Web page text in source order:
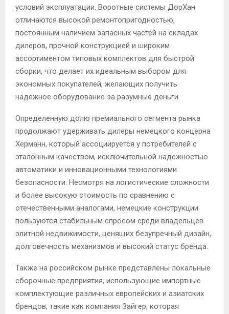
условий эксплуатации. Воротные системы ДорХан
отличаются высокой ремонтопригодностью,
постоянным наличием запасных частей на складах
дилеров, прочной конструкцией и широким
ассортиментом типовых комплектов для быстрой
сборки, что делает их идеальным выбором для
экономных покупателей, желающих получить
надежное оборудование за разумные деньги.
Определенную долю премиального сегмента рынка
продолжают удерживать дилеры немецкого концерна
Херманн, который ассоциируется у потребителей с
эталонным качеством, исключительной надежностью
автоматики и инновационными технологиями
безопасности. Несмотря на логистические сложности
и более высокую стоимость по сравнению с
отечественными аналогами, немецкие конструкции
пользуются стабильным спросом среди владельцев
элитной недвижимости, ценящих безупречный дизайн,
долговечность механизмов и высокий статус бренда.
Также на российском рынке представлены локальные
сборочные предприятия, использующие импортные
комплектующие различных европейских и азиатских
брендов, такие как компания Зайгер, которая